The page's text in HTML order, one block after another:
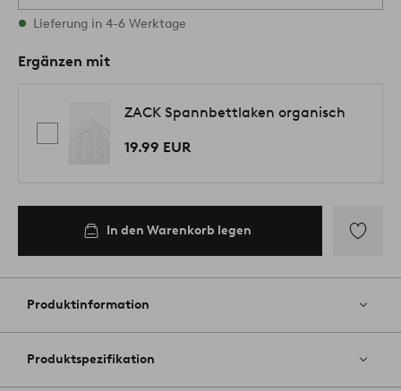
Alle Größen vorrätig
Lieferung in 4-6 Werktage
Ergänzen mit
ZACK Spannbettlaken organisch
19.99 EUR
In den Warenkorb legen
Favoriten
Produktinformation
Produktspezifikation